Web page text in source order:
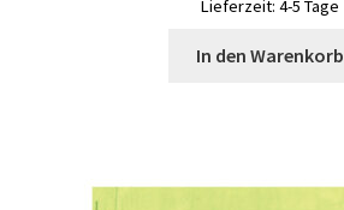
Lieferzeit: 4-5 Tage
In den Warenkorb